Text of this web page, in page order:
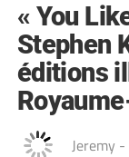
« You
Stephen
éditions
Jeremy -